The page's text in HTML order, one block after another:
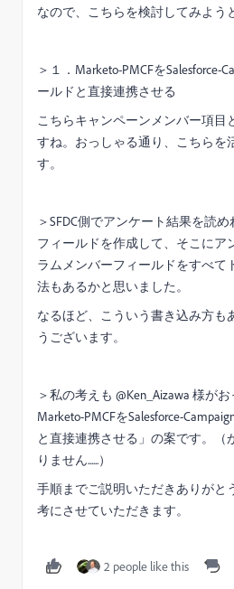
なので、こちらを検討してみよう
＞１．Marketo-PMCFをSalesforce-
ールドと直接連携させる
こちらキャンペーンメンバー項目
すね。おっしゃる通り、こちらを
す。
＞SFDC側でアンケート結果を読め
フィールドを作成して、そこにア
ラムメンバーフィールドをすべて
法もあるかと思いました。
なるほど、こういう書き込み方も
うございます。
＞私の考えも @Ken_Aizawa 様が
Marketo-PMCFをSalesforce-
と直接連携させる」の案です。（
りません......）
手順までご説明いただきありがと
考にさせていただきます。
2 people like this